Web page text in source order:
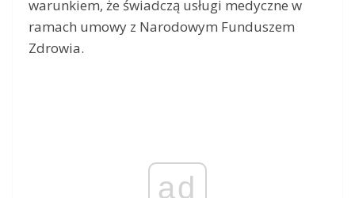
warunkiem, że świadczą usługi medyczne w
ramach umowy z Narodowym Funduszem
Zdrowia.
ad